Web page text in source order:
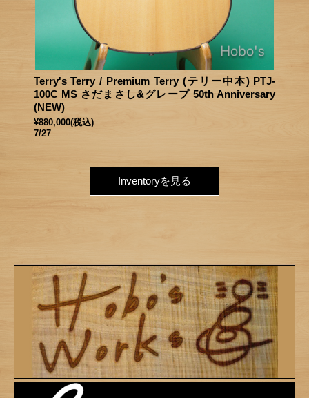
Terry's Terry / Premium Terry (テリー中本) PTJ-
100C MS さだまさし&グレープ 50th Anniversary
(NEW)
¥880,000(税込)
7/27
Inventoryを見る